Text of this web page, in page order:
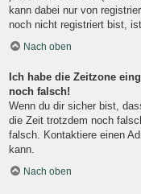
kann dabei nur von
noch nicht registriert bist,
Nach oben
Ich habe die Zeitzone
noch falsch!
Wenn du dir sicher bist,
die Zeit trotzdem noch
falsch. Kontaktiere einen
kann.
Nach oben